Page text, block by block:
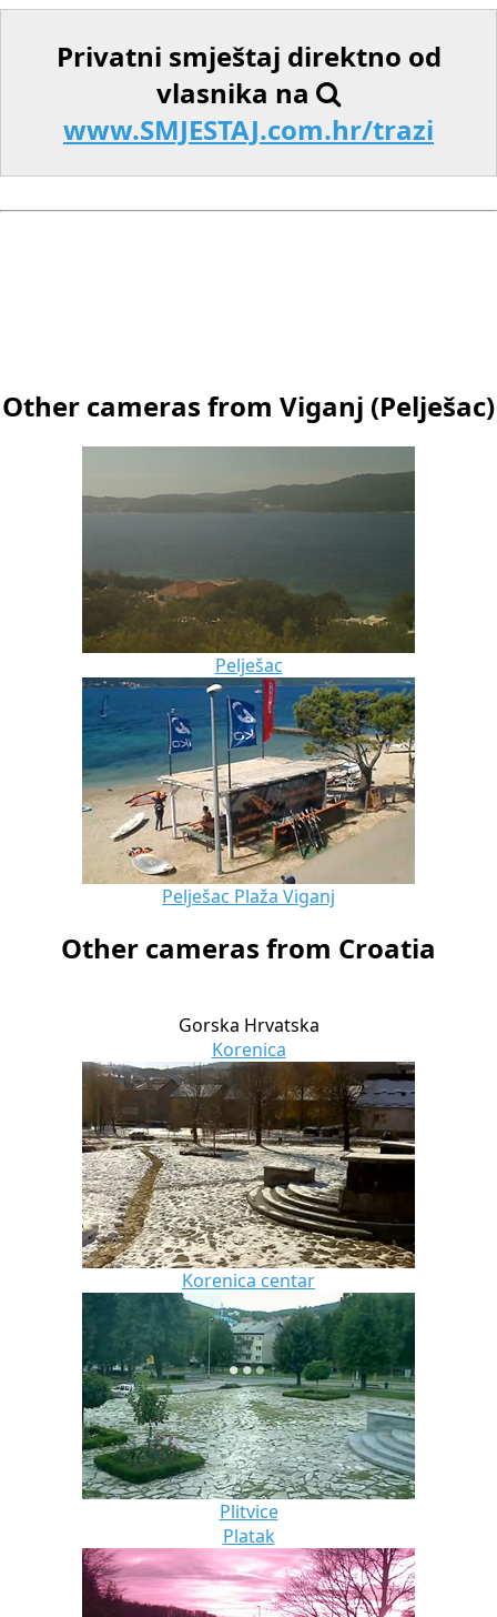
Privatni smještaj direktno od
vlasnika na
www.SMJESTAJ.com.hr/trazi
Other cameras from Viganj (Pelješac)
Pelješac
Pelješac Plaža Viganj
Other cameras from Croatia
Gorska Hrvatska
Korenica
Korenica centar
Plitvice
Platak